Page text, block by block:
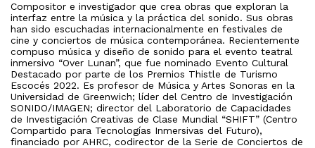
Compositor e investigador que crea obras que exploran la
interfaz entre la música y la práctica del sonido. Sus obras
han sido escuchadas internacionalmente en festivales de
cine y conciertos de música contemporánea. Recientemente
compuso música y diseño de sonido para el evento teatral
inmersivo “Over Lunan”, que fue nominado Evento Cultural
Destacado por parte de los Premios Thistle de Turismo
Escocés 2022. Es profesor de Música y Artes Sonoras en la
Universidad de Greenwich; líder del Centro de Investigación
SONIDO/IMAGEN; director del Laboratorio de Capacidades
de Investigación Creativas de Clase Mundial “SHIFT” (Centro
Compartido para Tecnologías Inmersivas del Futuro),
financiado por AHRC, codirector de la Serie de Conciertos de